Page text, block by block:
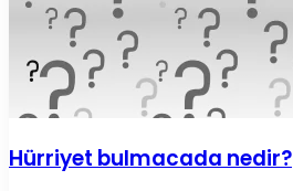
Hürriyet bulmacada nedir?